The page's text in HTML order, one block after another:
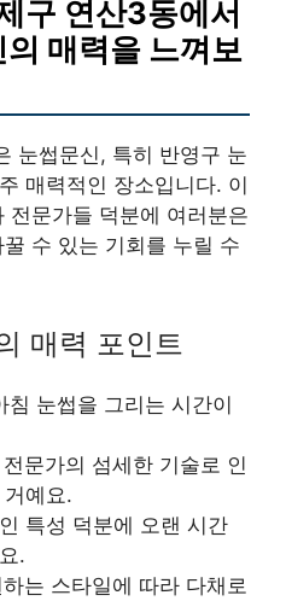
구 연산3동에서
매력을 느껴보
눈썹문신, 특히 반영구 눈
매력적인 장소입니다. 이
전문가들 덕분에 여러분은
수 있는 기회를 누릴 수
매력 포인트
침 눈썹을 그리는 시간이
문가의 섬세한 기술로 인
예요.
특성 덕분에 오랜 시간
.
는 스타일에 따라 다채로